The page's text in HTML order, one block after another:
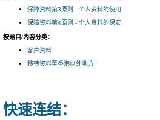
保障资料第3原则 - 个人资料的使用
保障资料第4原则 - 个人资料的保安
按题目/内容分类：
客户资料
移转资料至香港以外地方
快速连结：